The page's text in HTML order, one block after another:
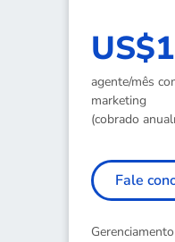
agente/mês
marketing
(cobrado
Fale